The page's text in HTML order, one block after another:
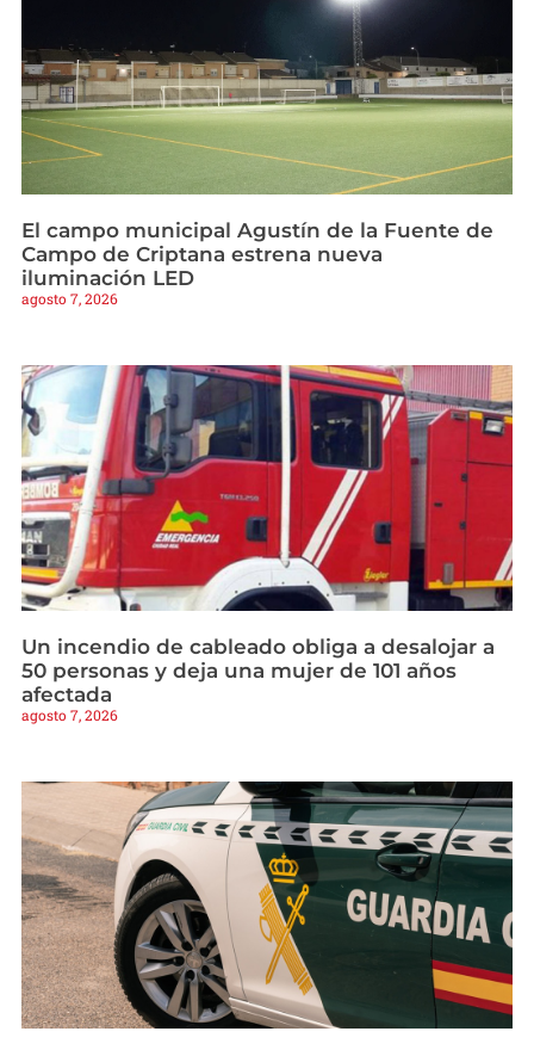
El campo municipal Agustín de la Fuente de
Campo de Criptana estrena nueva
iluminación LED
agosto 7, 2026
Un incendio de cableado obliga a desalojar a
50 personas y deja una mujer de 101 años
afectada
agosto 7, 2026